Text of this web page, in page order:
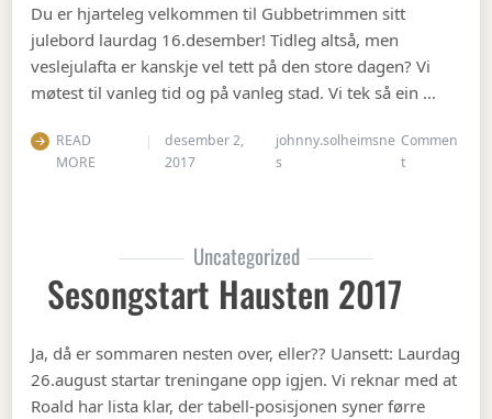
Du er hjarteleg velkommen til Gubbetrimmen sitt
julebord laurdag 16.desember! Tidleg altså, men
veslejulafta er kanskje vel tett på den store dagen? Vi
møtest til vanleg tid og på vanleg stad. Vi tek så ein …
READ
MORE
desember 2,
2017
johnny.solheimsne
s
Commen
ton Julebord
Uncategorized
Sesongstart Hausten 2017
Ja, då er sommaren nesten over, eller?? Uansett: Laurdag
26.august startar treningane opp igjen. Vi reknar med at
Roald har lista klar, der tabell-posisjonen syner førre